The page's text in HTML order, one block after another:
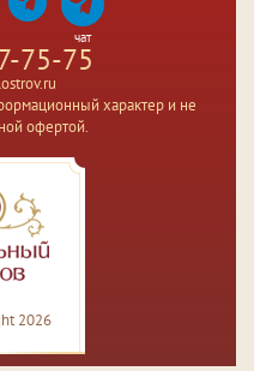
чат
75-75
характер и не
офертой.
2026